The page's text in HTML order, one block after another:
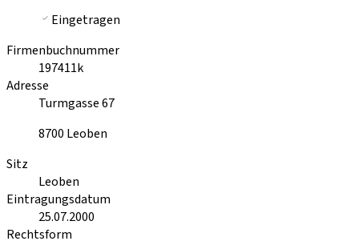
Eingetragen
Firmenbuchnummer
197411k
Adresse
Turmgasse 67
8700 Leoben
Sitz
Leoben
Eintragungsdatum
25.07.2000
Rechtsform